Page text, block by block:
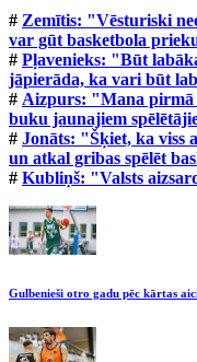
# Zemītis: "Vēsturiski
var gūt basketbola
# Pļavenieks: "Būt
jāpierāda, ka vari būt
# Aizpurs: "Mana pirmā
buku jaunajiem
# Jonāts: "Šķiet, ka viss
un atkal gribas spēlēt
# Kubliņš: "Valsts
Gulbenieši otro gadu pēc kārtas